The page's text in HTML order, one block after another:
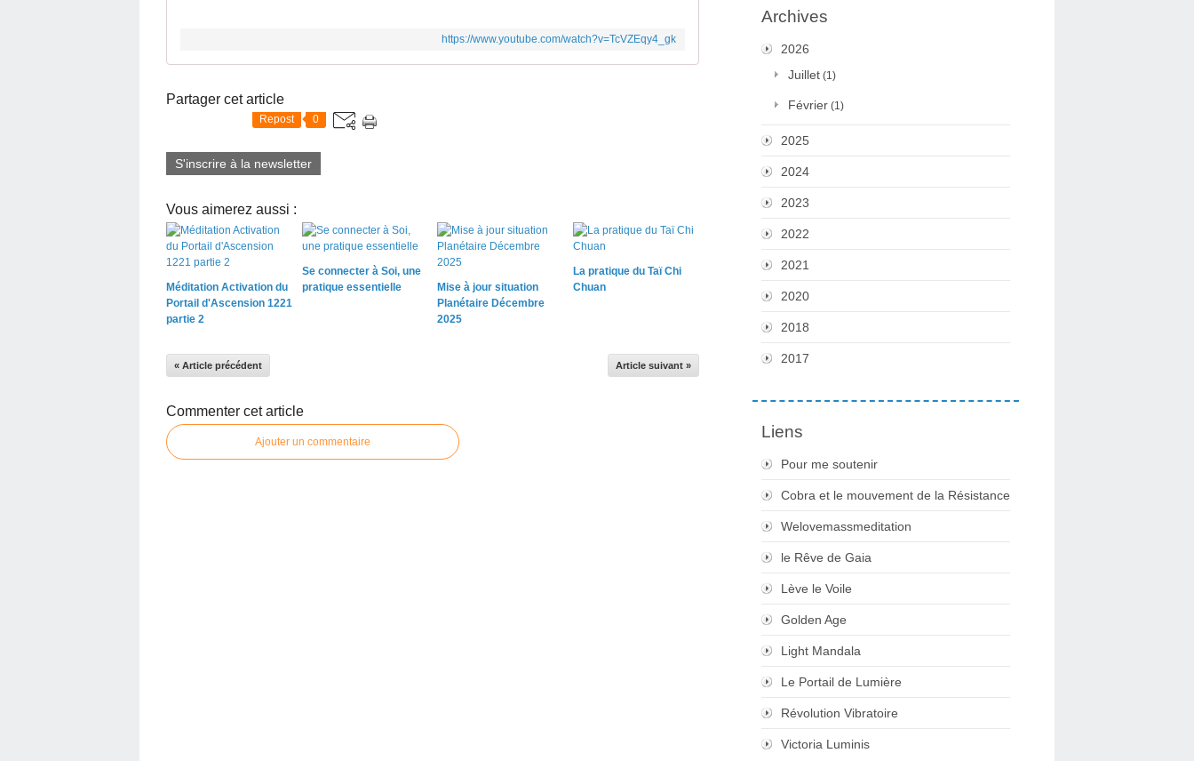
https://www.youtube.com/watch?v=TcVZEqy4_gk
Partager cet article
Repost 0
S'inscrire à la newsletter
Vous aimerez aussi :
Méditation Activation du
Portail d'Ascension 1221
partie 2
Se connecter à Soi, une
pratique essentielle
Mise à jour situation
Planétaire Décembre
2025
La pratique du Taï Chi
Chuan
« Article précédent Article suivant »
Commenter cet article
Ajouter un commentaire
Archives
2026
Juillet (1)
Février (1)
2025
2024
2023
2022
2021
2020
2018
2017
Liens
Pour me soutenir
Cobra et le mouvement de la Résistance
Welovemassmeditation
le Rêve de Gaia
Lève le Voile
Golden Age
Light Mandala
Le Portail de Lumière
Révolution Vibratoire
Victoria Luminis